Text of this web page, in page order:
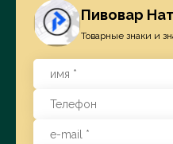
Пивовар
Товарные знаки и